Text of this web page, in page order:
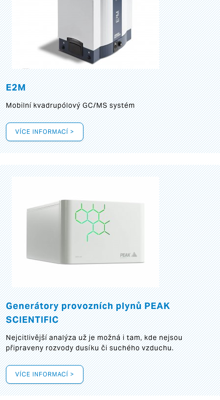
E2M
Mobilní kvadrupólový GC/MS systém
VÍCE INFORMACÍ >
Generátory provozních plynů PEAK
SCIENTIFIC
Nejcitlivější analýza už je možná i tam, kde nejsou
připraveny rozvody dusíku či suchého vzduchu.
VÍCE INFORMACÍ >